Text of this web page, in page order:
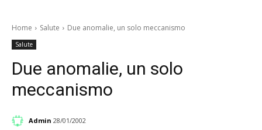
Home Salute Due anomalie, un solo meccanismo
Salute
Due anomalie, un solo
meccanismo
Admin 28/01/2002